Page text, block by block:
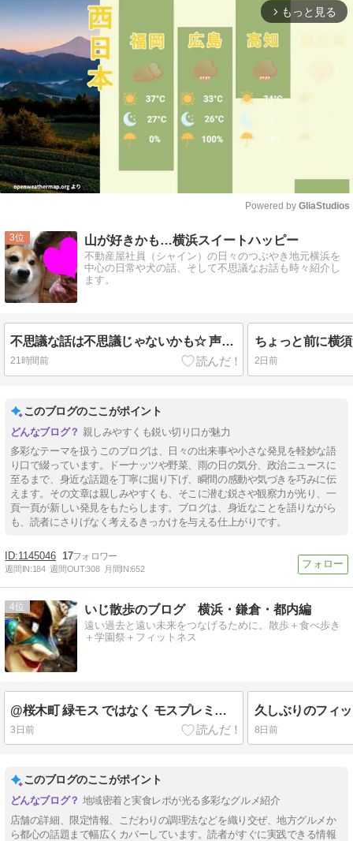
arrow_forward_ios もっと見る
Mute
Powered by GliaStudios
3 山が好きかも…横浜スイートハッピー
不動産屋社員（シャイン）の日々のつぶやき地元横浜を
中心の日常や犬の話、そして不思議なお話も時々紹介し
ます。
不思議な話は不思議じゃないかも☆ 声を聴くにはお早めに🎵 犬語も猫語も動物語！？
21時間前 2日前
このブログのここがポイント
親しみやすくも鋭い切り口が魅力
多彩なテーマを扱うこのブログは、日々の出来事や小さな発見を軽妙な語
り口で綴っています。ドーナッツや野菜、雨の日の気分、政治ニュースに
至るまで、身近な話題を丁寧に掘り下げ、瞬間の感動や気づきを巧みに伝
えます。その文章は親しみやすくも、そこに潜む鋭さや観察力が光り、一
頁一頁が新しい発見をもたらします。ブログは、身近なことを語りながら
も、読者にさりげなく考えるきっかけを与える仕上がりです。
1145046 17
週間IN:184 週間OUT:308 月間IN:652
4 いじ散歩のブログ 横浜・鎌倉・都内編
遠い過去と遠い未来をつなげるために。散歩＋食べ歩き
＋学園祭＋フィットネス
@桜木町 緑モス ではなく モスプレミアム
3日前
久しぶりのフィ
8日前
このブログのここがポイント
地域密着と実食レポが光る多彩なグルメ紹介
店舗の詳細、限定情報、こだわりの調理法などを織り交ぜ、地方グルメか
ら都心の話題まで幅広くカバーしています。読者がすぐに実践できる情報